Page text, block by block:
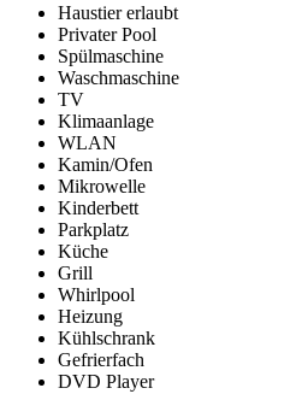
Haustier erlaubt
Privater Pool
Spülmaschine
Waschmaschine
TV
Klimaanlage
WLAN
Kamin/Ofen
Mikrowelle
Kinderbett
Parkplatz
Küche
Grill
Whirlpool
Heizung
Kühlschrank
Gefrierfach
DVD Player